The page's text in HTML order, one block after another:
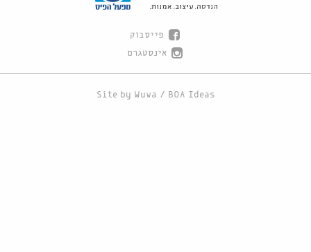
פייסבוק
אינסטגרם
Site by Wuwa / BOA Ideas